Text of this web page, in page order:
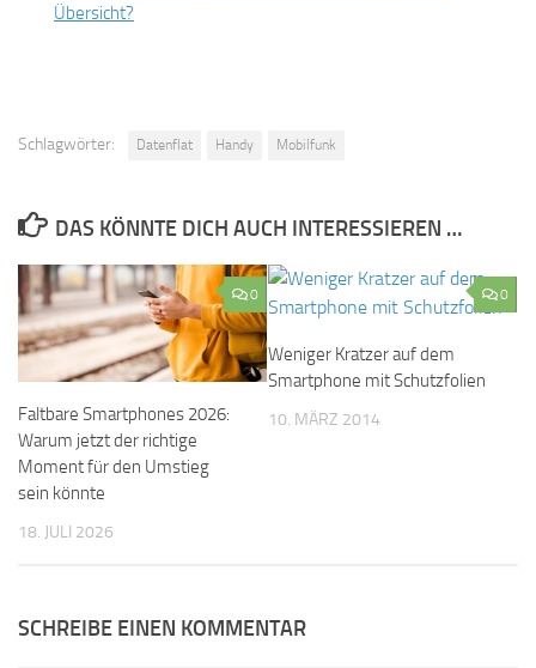
Übersicht?
Schlagwörter: Datenflat Handy Mobilfunk
DAS KÖNNTE DICH AUCH INTERESSIEREN …
0
Faltbare Smartphones 2026:
Warum jetzt der richtige
Moment für den Umstieg
sein könnte
18. JULI 2026
0
Weniger Kratzer auf dem
Smartphone mit Schutzfolien
10. MÄRZ 2014
SCHREIBE EINEN KOMMENTAR